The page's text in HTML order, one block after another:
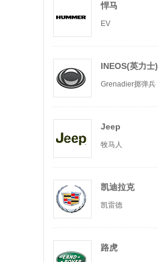
悍马
EV
INEOS(英力士)
Grenadier掷弹兵
Jeep
牧马人
凯迪拉克
凯雷德
路虎